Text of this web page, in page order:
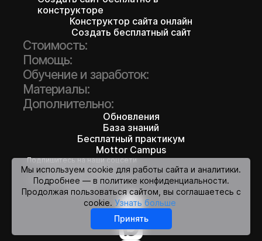
Мы используем cookie для работы сайта и аналитики.
Подробнее — в политике конфиденциальности.
Продолжая пользоваться сайтом, вы соглашаетесь с
cookie. Узнать больше
Принять
конструкторе
Конструктор сайта онлайн
Создать бесплатный сайт
Стоимость:
Помощь:
Обучение и заработок:
Материалы:
Дополнительно:
Обновления
База знаний
Бесплатный практикум
Mottor Campus
Подпишитесь на наши соцсети
и получайте кейсы,
исследования и обновления
первыми: